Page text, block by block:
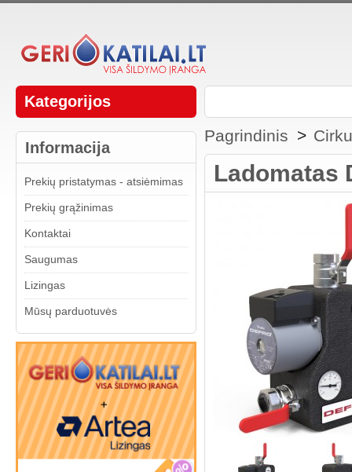
Kategorijos
Informacija
Prekių pristatymas - atsiėmimas
Prekių grąžinimas
Kontaktai
Saugumas
Lizingas
Mūsų parduotuvės
Pagrindinis >
Ladomatas